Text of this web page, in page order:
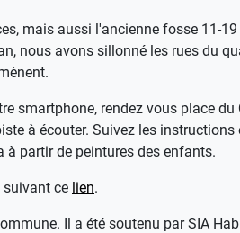
mais aussi l'ancienne fosse 11-
nous avons sillonné les rues du
smartphone, rendez vous place
à écouter. Suivez les
à partir de peintures des enfants.
suivant ce lien.
Il a été soutenu par SIA